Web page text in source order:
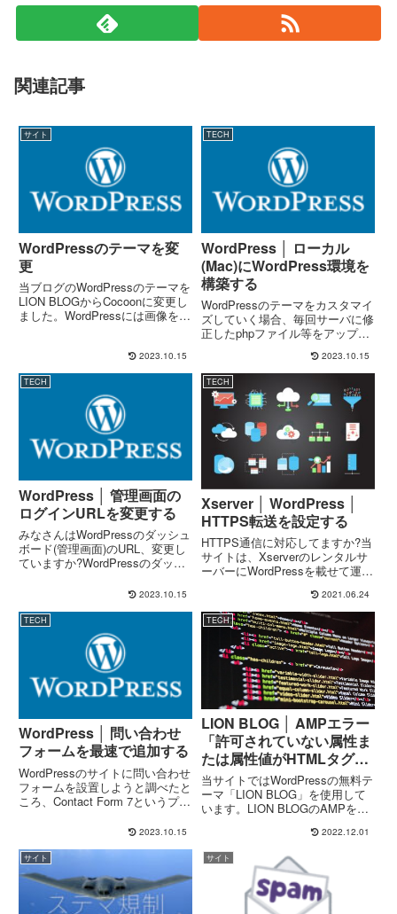
関連記事
サイト
WordPressのテーマを変
更
当ブログのWordPressのテーマを
LION BLOGからCocoonに変更し
ました。WordPressには画像をひ
ます。(↑)こういう機能。おそら
くは、最近のWordPressの...
2023.10.15
TECH
WordPress │ ローカル
(Mac)にWordPress環境を
構築する
WordPressのテーマをカスタマイ
ズしていく場合、毎回サーバに修
正したphpファイル等をアップロ
し、そもそも運用している環境に
未確認のファイルを持っていくっ
ていうのは相当に良くない。シス
テムを構築する場合、...
2023.10.15
TECH
WordPress │ 管理画面の
ログインURLを変更する
みなさんはWordPressのダッシュ
ボード(管理画面)のURL、変更し
ていますか?WordPressのダッシ
URLは、初期値ではhttp://ドメイ
このサイトの場合は...
2023.10.15
TECH
Xserver │ WordPress │
HTTPS転送を設定する
HTTPS通信に対応してますか?当
サイトは、Xserverのレンタルサ
ーバーにWordPressを載せて運用
セスすると、たとえばChromeの
場合はアドレスバーに保護されて
いない通信とか表示されます。ち
ょっとド...
2021.06.24
TECH
WordPress │ 問い合わせ
フォームを最速で追加する
WordPressのサイトに問い合わせ
フォームを設置しようと調べたと
ころ、Contact Form 7というプラ
ンに設置できることが分かったの
では実際にこのプラグインを使用
して、お...
2023.10.15
TECH
LION BLOG │ AMPエラー
「許可されていない属性ま
たは属性値がHTMLタグに
あります」を解消する
当サイトではWordPressの無料テ
ーマ「LION BLOG」を使用して
います。LION BLOGのAMPを有
Consoleの「AMP」に許可されて
いない属性または属性値がHMTL
タグにあります。と...
2022.12.01
サイト サイト